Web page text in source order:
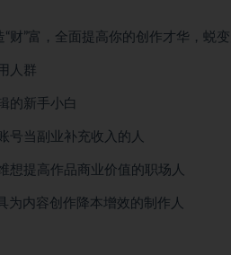
“财”富，全面提高你的创作才华，蜕
人群
的新手小白
号当副业补充收入的人
想提高作品商业价值的职场人
为内容创作降本增效的制作人